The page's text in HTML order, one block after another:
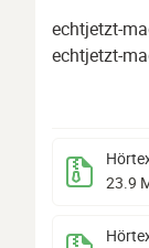
echtjetzt-
echtjetzt-
23.9